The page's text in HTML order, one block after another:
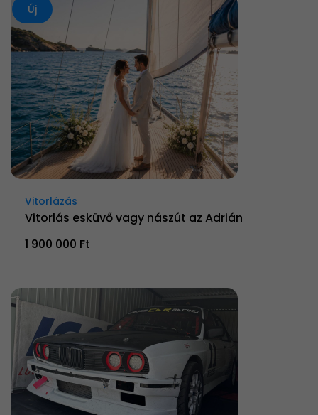
Új
Vitorlázás
Vitorlás esküvő vagy nászút az Adrián
1 900 000 Ft